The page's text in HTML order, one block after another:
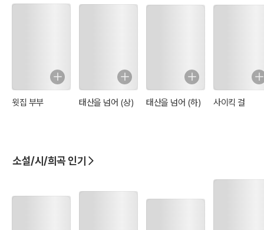
윗집 부부 태산을 넘어 (상) 태산을 넘어 (하) 사이킥 걸
소설/시/희곡 인기